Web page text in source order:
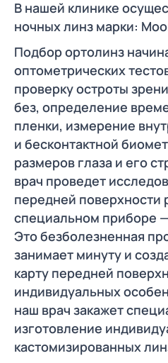
В нашей клинике
ночных линз марки:
Подбор ортолинз
оптометрических
проверку остроты
без, определение
пленки, измерение
и бесконтактной
размеров глаза и его
врач проведет
передней поверхности
специальном приборе
Это безболезненная
занимает минуту и
карту передней
индивидуальных
наш врач закажет
изготовление
кастомизированных